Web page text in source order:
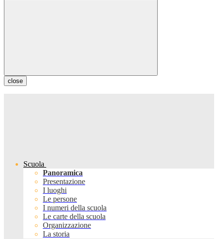
close
Scuola
Panoramica
Presentazione
I luoghi
Le persone
I numeri della scuola
Le carte della scuola
Organizzazione
La storia